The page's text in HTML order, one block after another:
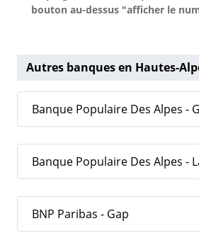
bouton au-dessus "afficher le
Autres banques en Hautes-
Banque Populaire Des Alpes -
Banque Populaire Des Alpes -
BNP Paribas - Gap